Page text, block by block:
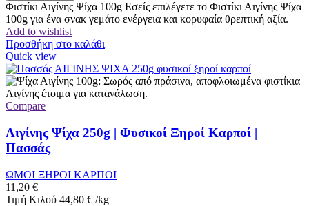
Φιστίκι Αιγίνης Ψίχα 100g Εσείς επιλέγετε το Φιστίκι Αιγίνης Ψίχα
100g για ένα σνακ γεμάτο ενέργεια και κορυφαία θρεπτική αξία.
Add to wishlist
Προσθήκη στο καλάθι
Quick view
Compare
Αιγίνης Ψίχα 250g | Φυσικοί Ξηροί Καρποί |
Πασσάς
ΩΜΟΙ ΞΗΡΟΙ ΚΑΡΠΟΙ
11,20 €
Τιμή Κιλού 44,80 € /kg